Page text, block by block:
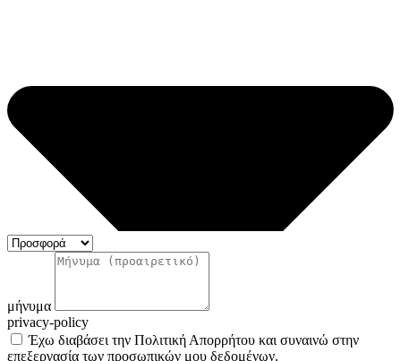
μήνυμα
privacy-policy
Έχω διαβάσει την Πολιτική Απορρήτου και συναινώ στην
επεξεργασία των προσωπικών μου δεδομένων.